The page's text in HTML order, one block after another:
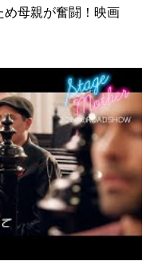
母親が奮闘！映画